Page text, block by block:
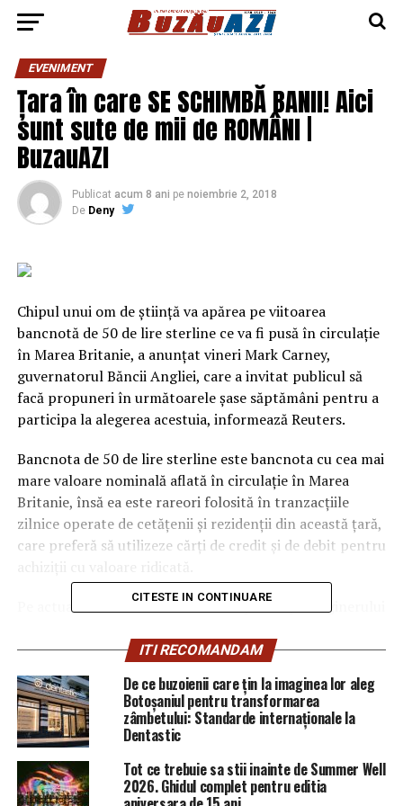
EVENIMENT
Țara în care SE SCHIMBĂ BANII! Aici
sunt sute de mii de ROMÂNI |
BuzauAZI
Publicat acum 8 ani pe noiembrie 2, 2018
De Deny
Chipul unui om de ştiinţă va apărea pe viitoarea
bancnotă de 50 de lire sterline ce va fi pusă în circulaţie
în Marea Britanie, a anunţat vineri Mark Carney,
guvernatorul Băncii Angliei, care a invitat publicul să
facă propuneri în următoarele şase săptămâni pentru a
participa la alegerea acestuia, informează Reuters.
Bancnota de 50 de lire sterline este bancnota cu cea mai
mare valoare nominală aflată în circulaţie în Marea
Britanie, însă ea este rareori folosită în tranzacţiile
zilnice operate de cetăţenii şi rezidenţii din această ţară,
care preferă să utilizeze cărţi de credit şi de debit pentru
Pe actuala bancnotă de 50 de lire apar chipul inginerului
Boulton, care au inventat şi comercializat motorul cu
aburi la sfârşitul secolului al XVIII-lea.
„Sunt încântat că noua bancnotă de 50 de lire va
celebra contribuţia adusă de Marea Britanie la
dezvoltarea ştiinţei. Există mulţi savanţi ale căror lucrări
au modelat felul în care noi percepem lumea de astăzi”,
a declarat Mark Carney la un eveniment organizat la
CITESTE IN CONTINUARE
ITI RECOMANDAM
De ce buzoienii care țin la imaginea lor aleg
Botoșaniul pentru transformarea
zâmbetului: Standarde internaționale la
Dentastic
Tot ce trebuie sa stii inainte de Summer Well
2026. Ghidul complet pentru editia